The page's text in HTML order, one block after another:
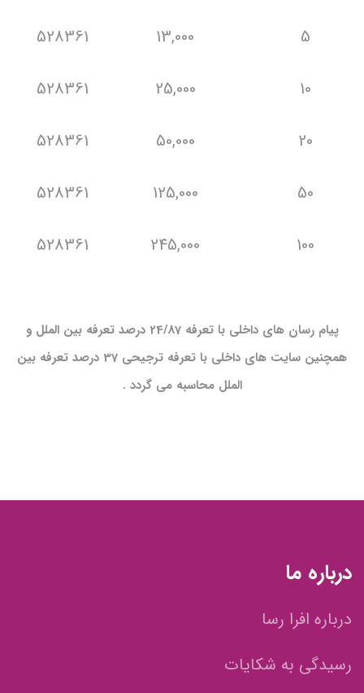
5
13,000
528361
10
25,000
528361
20
50,000
528361
50
125,000
528361
100
245,000
528361
پیام رسان های داخلی با تعرفه 24/87 درصد تعرفه بین الملل و
همچنین سایت های داخلی با تعرفه ترجیحی 37 درصد تعرفه بین
الملل محاسبه می گردد .
درباره ما
درباره افرا رسا
رسیدگی به شکایات